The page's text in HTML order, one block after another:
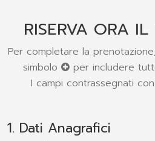
RISERVA ORA
Per completare la
simbolo
per includere
I campi contrassegnati con
1. Dati Anagrafici